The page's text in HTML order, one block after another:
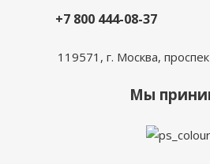
+7 800 444-08-37
119571, г. Москва,
Мы